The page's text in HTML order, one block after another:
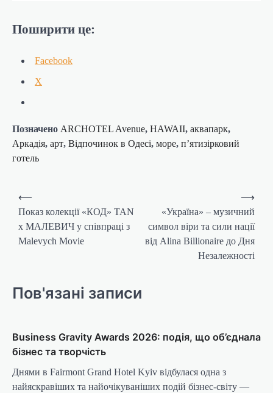
Поширити це:
Facebook
X
Позначено ARCHOTEL Avenue, HAWAII, аквапарк,
Аркадія, арт, Відпочинок в Одесі, море, п’ятизірковий
готель
Навігація
записів
⟵
Показ колекції «КОД» TAN
x МАЛЕВИЧ у співпраці з
Malevych Movie
«Україна» – музичний
символ віри та сили нації
від Alina Billionaire до Дня
Незалежності
⟶
Пов'язані записи
Business Gravity Awards 2026: подія, що об’єднала
бізнес та творчість
Днями в Fairmont Grand Hotel Kyiv відбулася одна з
найяскравіших та найочікуваніших подій бізнес-світу —